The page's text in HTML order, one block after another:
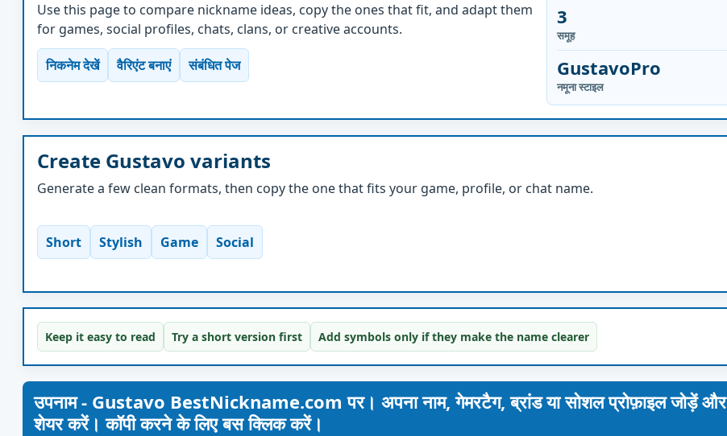
Use this page to compare nickname ideas, copy the ones that fit, and adapt them
for games, social profiles, chats, clans, or creative accounts.
निकनेम देखें वैरिएंट बनाएं संबंधित पेज
3
समूह
GustavoPro
नमूना स्टाइल
Create Gustavo variants
Generate a few clean formats, then copy the one that fits your game, profile, or chat name.
Short Stylish Game Social
Keep it easy to read Try a short version first Add symbols only if they make the name clearer
उपनाम - Gustavo BestNickname.com पर। अपना नाम, गेमरटैग, ब्रांड या सोशल प्रोफ़ाइल जोड़ें और
शेयर करें। कॉपी करने के लिए बस क्लिक करें।